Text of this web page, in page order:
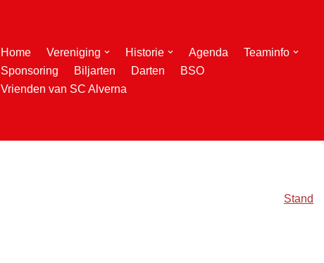
Home Vereniging Historie Agenda
Teaminfo
Sponsoring
Biljarten Darten
BSO
Vrienden van SC Alverna
Stand